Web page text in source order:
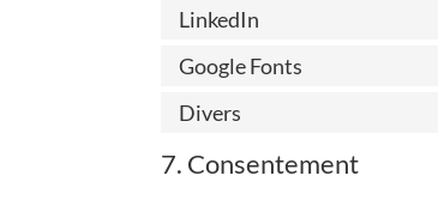
LinkedIn
Google Fonts
Divers
7. Consentement